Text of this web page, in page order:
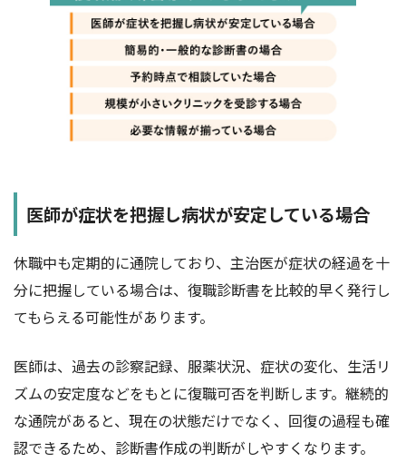
医師が症状を把握し病状が安定している場合
休職中も定期的に通院しており、主治医が症状の経過を十
分に把握している場合は、復職診断書を比較的早く発行し
てもらえる可能性があります。
医師は、過去の診察記録、服薬状況、症状の変化、生活リ
ズムの安定度などをもとに復職可否を判断します。継続的
な通院があると、現在の状態だけでなく、回復の過程も確
認できるため、診断書作成の判断がしやすくなります。